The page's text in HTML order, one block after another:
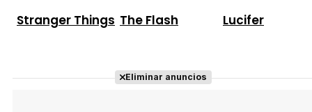
Stranger Things The Flash Lucifer
Eliminar anuncios